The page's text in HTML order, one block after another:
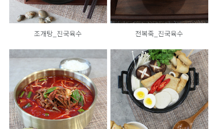
조개탕_진국육수 전복죽_진국육수